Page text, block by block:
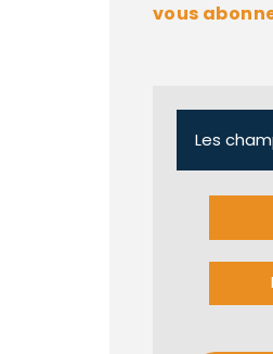
vous
Les